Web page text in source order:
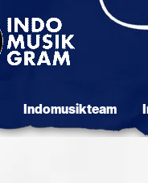
Indomusikteam